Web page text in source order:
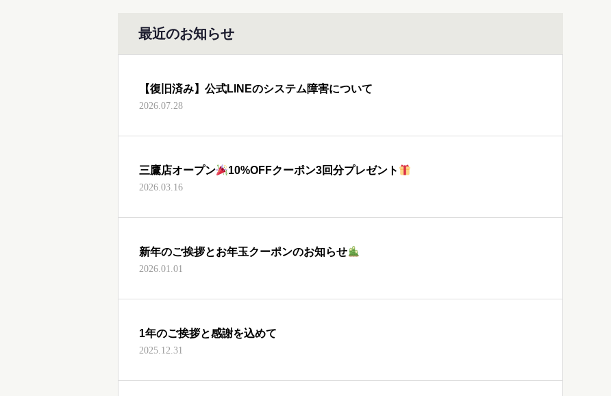
最近のお知らせ
【復旧済み】公式LINEのシステム障害について
2026.07.28
三鷹店オープン 10%OFFクーポン3回分プレゼント
2026.03.16
新年のご挨拶とお年玉クーポンのお知らせ
2026.01.01
1年のご挨拶と感謝を込めて
2025.12.31